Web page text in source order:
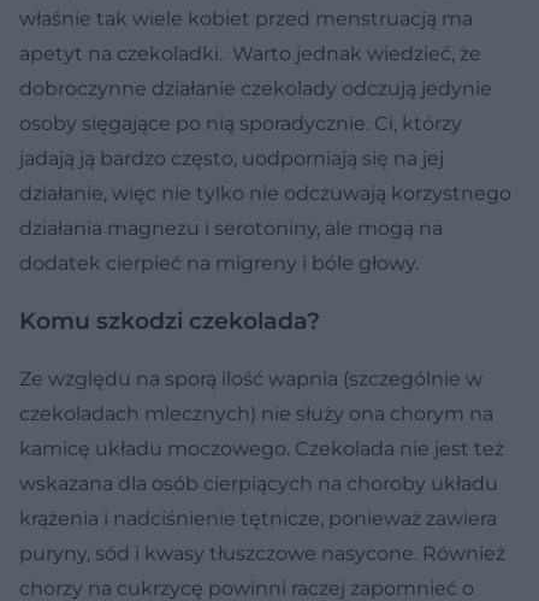
właśnie tak wiele kobiet przed menstruacją ma
apetyt na czekoladki. Warto jednak wiedzieć, że
dobroczynne działanie czekolady odczują jedynie
osoby sięgające po nią sporadycznie. Ci, którzy
jadają ją bardzo często, uodporniają się na jej
działanie, więc nie tylko nie odczuwają korzystnego
działania magnezu i serotoniny, ale mogą na
dodatek cierpieć na migreny i bóle głowy.
Komu szkodzi czekolada?
Ze względu na sporą ilość wapnia (szczególnie w
czekoladach mlecznych) nie służy ona chorym na
kamicę układu moczowego. Czekolada nie jest też
wskazana dla osób cierpiących na choroby układu
krążenia i nadciśnienie tętnicze, ponieważ zawiera
puryny, sód i kwasy tłuszczowe nasycone. Również
chorzy na cukrzycę powinni raczej zapomnieć o